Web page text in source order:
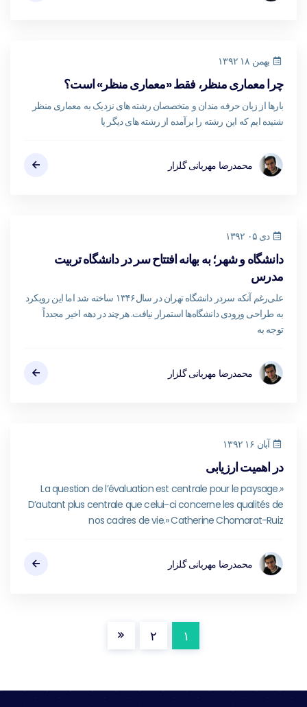
بهمن ۱۸ ۱۳۹۲
چرا معماری منظر، فقط «معماری منظر» است؟
بارها از زبان حرفه مندان و متخصصان رشته های نزدیک به معماری منظر
شنیده ایم که این رشته را برآمده از رشته های دیگر یا
محمدرضا مهربانی گلزار
دی ۰۵ ۱۳۹۲
دانشگاه و شهر؛ به بهانه افتتاح سر در دانشگاه تربیت
مدرس
علی‌رغم آنکه سردر دانشگاه تهران در سال۱۳۴۶ ساخته شد اما این رویکرد
به طراحی ورودی دانشگاه‌ها استمرار نیافت. هرچند در دهه اخیر مجدداً
توجه به
محمدرضا مهربانی گلزار
آبان ۱۶ ۱۳۹۲
در اهمیت ارزیابی
«La question de l’évaluation est centrale pour le paysage.
D’autant plus centrale que celui-ci concerne les qualités de
nos cadres de vie.» Catherine Chomarat-Ruiz
محمدرضا مهربانی گلزار
۱ ۲